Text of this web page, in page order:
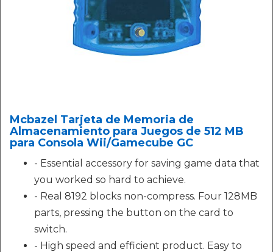
Mcbazel Tarjeta de Memoria de
Almacenamiento para Juegos de 512 MB
para Consola Wii/Gamecube GC
- Essential accessory for saving game data that
you worked so hard to achieve.
- Real 8192 blocks non-compress. Four 128MB
parts, pressing the button on the card to
switch.
- High speed and efficient product. Easy to